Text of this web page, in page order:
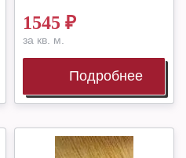
1545 ₽
за кв. м.
Подробнее